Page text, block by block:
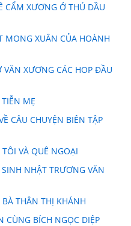
CẨM XƯƠNG Ở THỦ DẦU
MONG XUÂN CỦA HOÀNH
VĂN XƯƠNG CÁC HOP ĐẦU
MẸ
CÂU CHUYỆN BIÊN TẬP
TÔI VÀ QUÊ NGOẠI
NHẬT TRƯƠNG VĂN
THÂN THỊ KHÁNH
CÙNG BÍCH NGỌC DIỆP